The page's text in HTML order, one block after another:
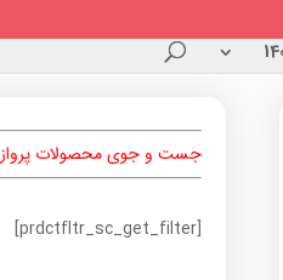
جست و جوی محصولات پرواز
[prdctfltr_sc_get_filter]